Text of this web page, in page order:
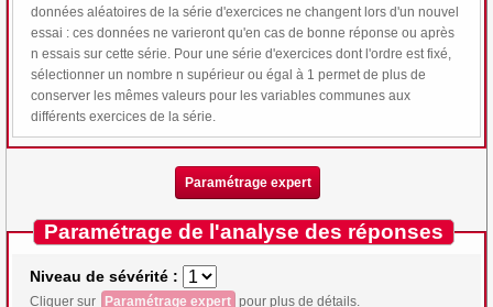
données aléatoires de la série d'exercices ne changent lors d'un nouvel
essai : ces données ne varieront qu'en cas de bonne réponse ou après
n essais sur cette série. Pour une série d'exercices dont l'ordre est fixé,
sélectionner un nombre n supérieur ou égal à 1 permet de plus de
conserver les mêmes valeurs pour les variables communes aux
différents exercices de la série.
Paramétrage expert
Paramétrage de l'analyse des réponses
Niveau de sévérité :
Cliquer sur Paramétrage expert pour plus de détails.